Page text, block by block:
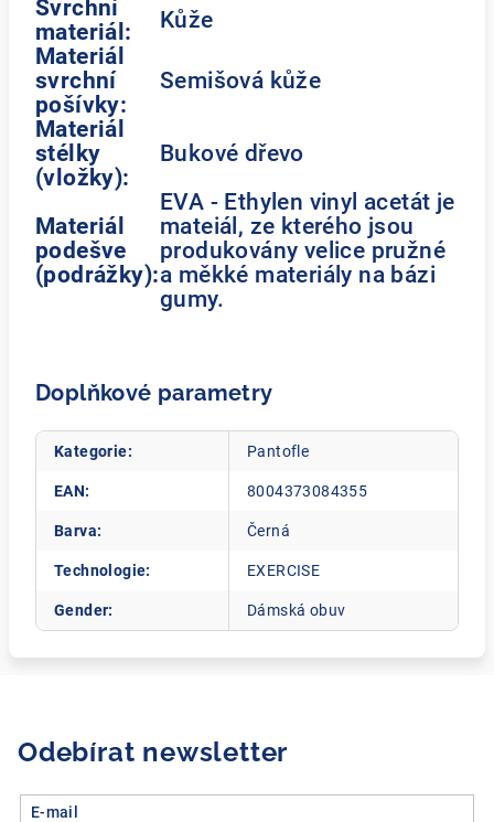
Svrchní
materiál:
Kůže
Materiál
svrchní
pošívky:
Semišová kůže
Materiál
stélky
(vložky):
Bukové dřevo
Materiál
podešve
(podrážky):
EVA - Ethylen vinyl acetát je
mateiál, ze kterého jsou
produkovány velice pružné
a měkké materiály na bázi
gumy.
Doplňkové parametry
Kategorie: Pantofle
EAN: 8004373084355
Barva: Černá
Technologie: EXERCISE
Gender: Dámská obuv
Odebírat newsletter
E-mail